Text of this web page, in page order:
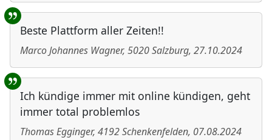
Beste Plattform aller Zeiten!!
Marco Johannes Wagner, 5020Salzburg, 27.10.2024
Ich kündige immer mit online kündigen, geht
immer total problemlos
Thomas Egginger, 4192Schenkenfelden, 07.08.2024